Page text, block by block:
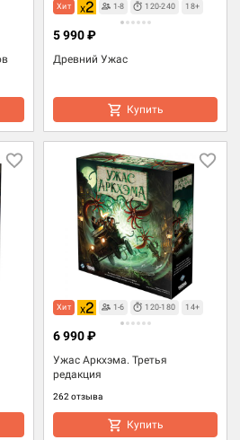
Хит 1-8 120-240 18+
Древний Ужас
5 990 ₽
Купить
Хит 1-6 120-180 14+
Ужас Аркхэма. Третья
редакция
262 отзыва
6 990 ₽
Купить